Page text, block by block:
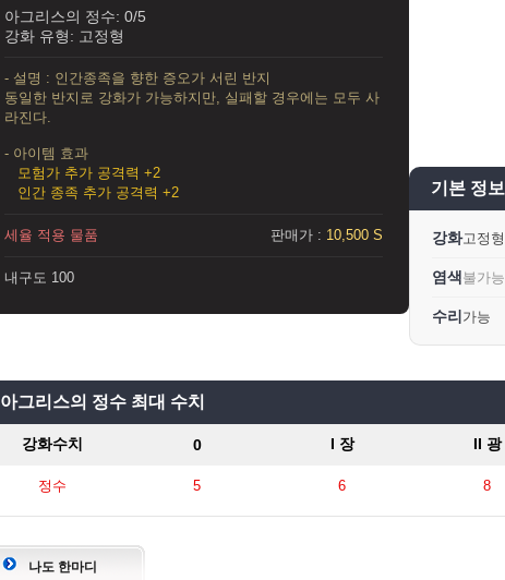
아그리스의 정수: 0/5
강화 유형: 고정형
- 설명 : 인간종족을 향한 증오가 서린 반지
동일한 반지로 강화가 가능하지만, 실패할 경우에는 모두 사
라진다.
- 아이템 효과
모험가 추가 공격력 +2
인간 종족 추가 공격력 +2
세율 적용 물품 판매가 : 10,500 S
내구도 100
기본 정보
강화고정형
염색 불가능
수리 가능
아그리스의 정수 최대 수치
강화수치 0 I 장 II 광
정수 5 6 8
나도 한마디